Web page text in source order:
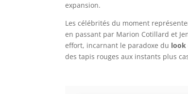
expansion.
Les célébrités du moment
en passant par Marion Cotillard et
effort, incarnant le paradoxe du look
des tapis rouges aux instants plus